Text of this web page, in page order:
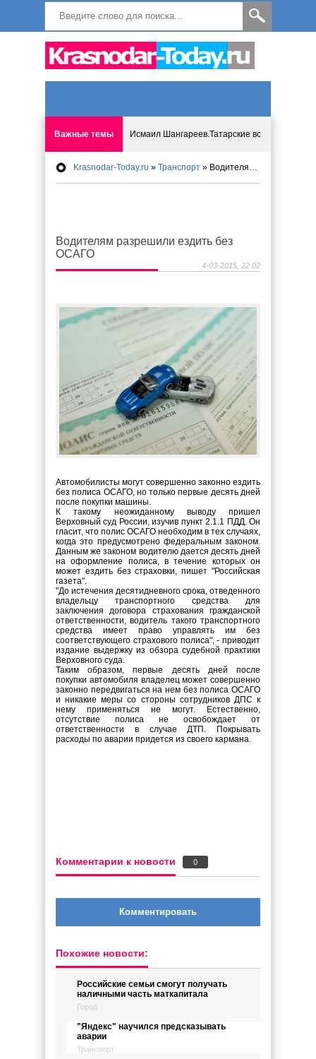
Важные темы Исмаил Шангареев.Татарские встречи на
Программа «Мир без слёз» впервые в Анапе:
Исмагил Шангареев. В поисках внутренней
Krasnodar-Today.ru » Транспорт » Водителям разрешили ездить без ОСАГО
Водителям разрешили ездить без
ОСАГО
4-03-2015, 22:02
Автомобилисты могут совершенно законно ездить
без полиса ОСАГО, но только первые десять дней
после покупки машины.
К такому неожиданному выводу пришел
Верховный суд России, изучив пункт 2.1.1 ПДД. Он
гласит, что полис ОСАГО необходим в тех случаях,
когда это предусмотрено федеральным законом.
Данным же законом водителю дается десять дней
на оформление полиса, в течение которых он
может ездить без страховки, пишет "Российская
газета".
"До истечения десятидневного срока, отведенного
владельцу транспортного средства для
заключения договора страхования гражданской
ответственности, водитель такого транспортного
средства имеет право управлять им без
соответствующего страхового полиса", - приводит
издание выдержку из обзора судебной практики
Верховного суда.
Таким образом, первые десять дней после
покупки автомобиля владелец может совершенно
законно передвигаться на нем без полиса ОСАГО
и никакие меры со стороны сотрудников ДПС к
нему применяться не могут. Естественно,
отсутствие полиса не освобождает от
ответственности в случае ДТП. Покрывать
расходы по аварии придется из своего кармана.
Комментарии к новости 0
Комментировать
Похожие новости:
Российские семьи смогут получать
наличными часть маткапитала
Город
"Яндекс" научился предсказывать
аварии
Транспорт